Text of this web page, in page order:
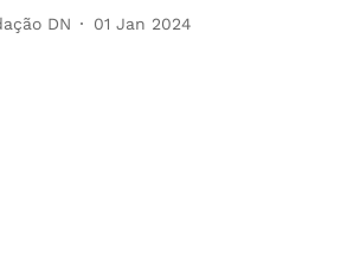
DN 01 Jan 2024